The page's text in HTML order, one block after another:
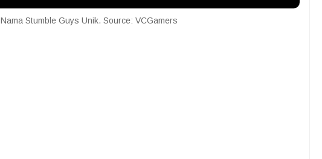
Nama Stumble Guys Unik. Source: VCGamers